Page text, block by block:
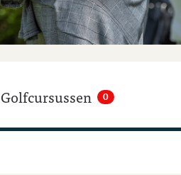
Golfcursussen 0